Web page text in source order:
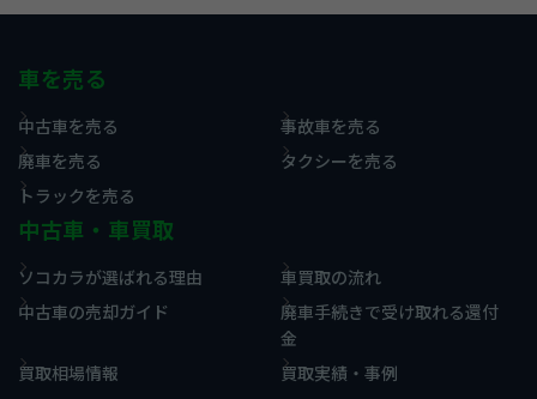
車を売る
中古車を売る
事故車を売る
廃車を売る
タクシーを売る
トラックを売る
中古車・車買取
ソコカラが選ばれる理由
車買取の流れ
中古車の売却ガイド
廃車手続きで受け取れる還付
金
買取相場情報
買取実績・事例